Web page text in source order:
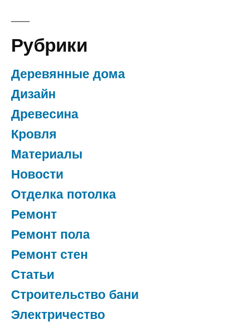
Рубрики
Деревянные дома
Дизайн
Древесина
Кровля
Материалы
Новости
Отделка потолка
Ремонт
Ремонт пола
Ремонт стен
Статьи
Строительство бани
Электричество